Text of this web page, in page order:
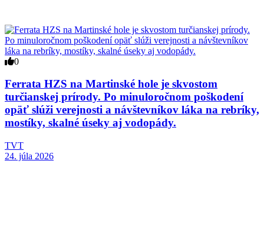
0
Ferrata HZS na Martinské hole je skvostom
turčianskej prírody. Po minuloročnom poškodení
opäť slúži verejnosti a návštevníkov láka na rebríky,
mostíky, skalné úseky aj vodopády.
TVT
24. júla 2026